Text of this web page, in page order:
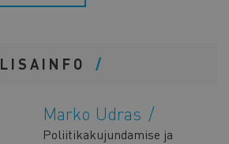
LISAINFO
Marko Udras
Poliitikakujundamise ja